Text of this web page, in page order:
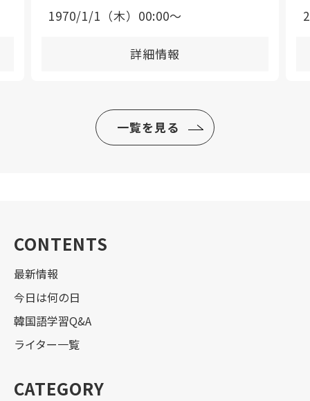
1970/1/1（木）00:00〜
詳細情報
一覧を見る
CONTENTS
最新情報
今日は何の日
韓国語学習Q&A
ライター一覧
CATEGORY